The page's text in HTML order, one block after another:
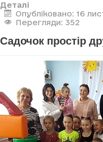
Деталі
Опубліковано: 16
Перегляди: 352
Садочок простір